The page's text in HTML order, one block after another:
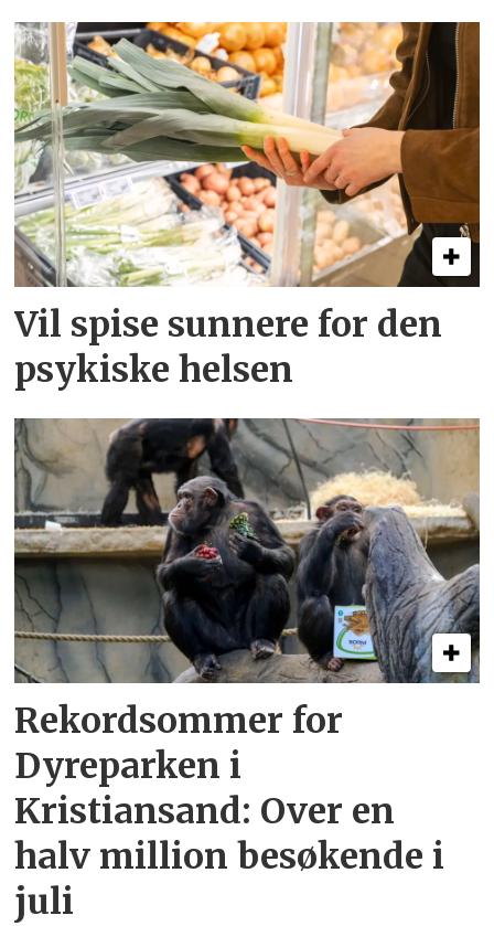
Vil spise sunnere for den
psykiske helsen
Rekordsommer for
Dyreparken i
Kristiansand: Over en
halv million besøkende i
juli